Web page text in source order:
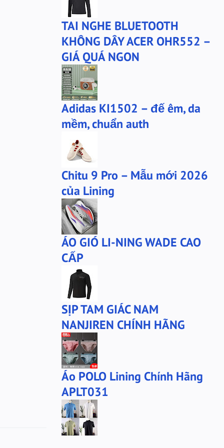
bộ xtep
mũ
mũ lining
phu-kien-sale
puma
puma chính hãng
quần puma
sale
san-sale
tai nghe
tai-nghe
thanh lý
túi đeo chéo
tất nanjiren
Áo khoác 361
áo anta
áo cartelo
áo khoác adidas
TAI NGHE BLUETOOTH
KHÔNG DÂY ACER OHR552 –
GIÁ QUÁ NGON
Adidas KI1502 – đế êm, da
mềm, chuẩn auth
Chitu 9 Pro – Mẫu mới 2026
của Lining
ÁO GIÓ LI-NING WADE CAO
CẤP
SỊP TAM GIÁC NAM
NANJIREN CHÍNH HÃNG
Áo POLO Lining Chính Hãng
APLT031